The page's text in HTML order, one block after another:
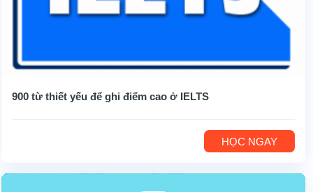
900 từ thiết yếu để ghi điểm cao ở IELTS
HỌC NGAY